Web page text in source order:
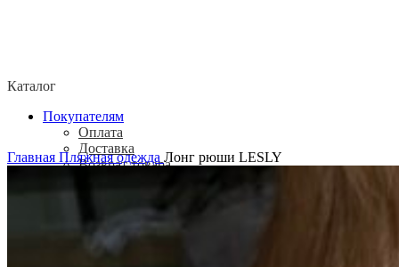
Каталог
Покупателям
Оплата
Доставка
Возврат товара
персональных данных
Контакты
Главная Пляжная одежда Лонг рюши LESLY